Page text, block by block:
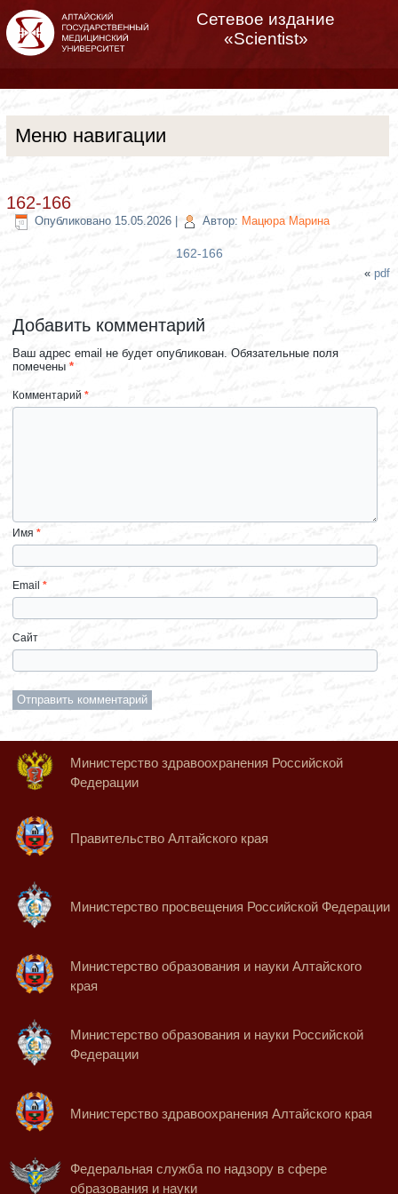
Сетевое издание
«Scientist»
Меню навигации
162-166
Опубликовано 15.05.2026 Автор: Мацюра Марина
162-166
«pdf
Добавить комментарий
Ваш адрес email не будет опубликован. Обязательные поля
помечены*
Комментарий*
Имя*
Email*
Сайт
Министерство здравоохранения Российской
Федерации
Правительство Алтайского края
Министерство просвещения Российской Федерации
Министерство образования и науки Алтайского
края
Министерство образования и науки Российской
Федерации
Министерство здравоохранения Алтайского края
Федеральная служба по надзору в сфере
образования и науки